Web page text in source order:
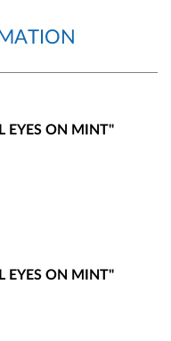
EYES ON MINT"
EYES ON MINT"